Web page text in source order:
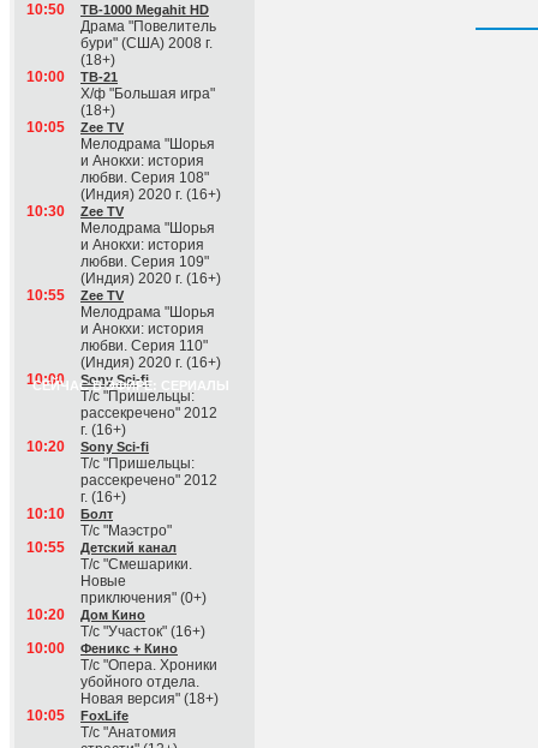
10:50
ТВ-1000 Megahit HD
Драма "Повелитель
бури" (США) 2008 г.
(18+)
10:00
ТВ-21
Х/ф "Большая игра"
(18+)
10:05
Zee TV
Мелодрама "Шорья
и Анокхи: история
любви. Серия 108"
(Индия) 2020 г. (16+)
10:30
Zee TV
Мелодрама "Шорья
и Анокхи: история
любви. Серия 109"
(Индия) 2020 г. (16+)
10:55
Zee TV
Мелодрама "Шорья
и Анокхи: история
любви. Серия 110"
(Индия) 2020 г. (16+)
СЕЙЧАС В ЭФИРЕ: СЕРИАЛЫ
10:00 Sony Sci-fi
Т/с "Пришельцы:
рассекречено" 2012
г. (16+)
10:20
Sony Sci-fi
Т/с "Пришельцы:
рассекречено" 2012
г. (16+)
10:10
Болт
Т/с "Маэстро"
10:55
Детский канал
Т/с "Смешарики.
Новые
приключения" (0+)
10:20
Дом Кино
Т/с "Участок" (16+)
10:00
Феникс + Кино
Т/с "Опера. Хроники
убойного отдела.
Новая версия" (18+)
10:05
FoxLife
Т/с "Анатомия